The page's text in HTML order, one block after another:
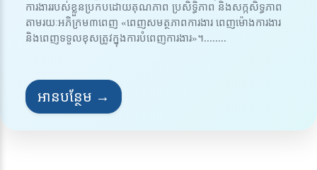
ការងាររបស់ខ្លួនប្រកបដោយគុណភាព ប្រសិទ្ធិភាព និងសក្កសិទ្ធភាព
តាមរយៈអភិក្រម៣ពេញ «ពេញសមត្ថភាពការងារ ពេញម៉ោងការងារ
និងពេញទទួលខុសត្រូវក្នុងការបំពេញការងារ»។........
អានបន្ថែម →